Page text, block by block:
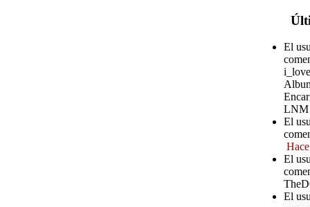
El
LNM
El
El
El